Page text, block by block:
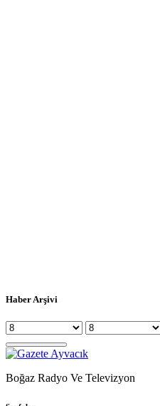
Haber Arşivi
Boğaz Radyo Ve Televizyon